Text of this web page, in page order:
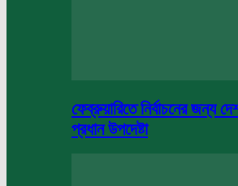
ফেব্রুয়ারিতে নির্বাচনের জন্য
প্রধান উপদেষ্টা